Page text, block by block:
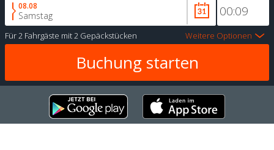
08.08
Samstag
Für2 Fahrgäste mit2 Gepäckstücken Weitere Optionen